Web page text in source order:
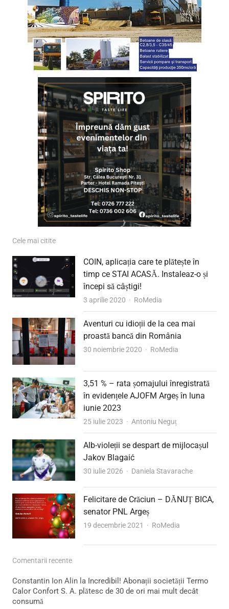
Cele mai citite
COIN, aplicația care te plătește în
timp ce STAI ACASĂ. Instaleaz-o și
începi să câștigi!
3 aprilie 2020 Author
RoMedia
Aventuri cu idioții de la cea mai
proastă bancă din România
30 noiembrie 2020 Author
RoMedia
3,51 % – rata șomajului înregistrată
în evidențele AJOFM Argeș în luna
iunie 2023
25 iulie 2023 Author
Antoniu Neguț
Alb-violeții se despart de mijlocașul
Jakov Blagaić
30 iulie 2026 Author
Daniela Stavarache
Felicitare de Crăciun – DĂNUȚ BICA,
senator PNL Argeș
19 decembrie 2021 Author
RoMedia
Comentarii recente
Constantin Ion Alin la Incredibil! Abonații societății Termo
Calor Confort S. A. plătesc de 30 de ori mai mult decât
consumă